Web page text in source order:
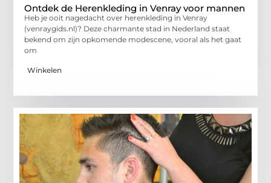
Ontdek de Herenkleding in Venray voor mannen
Heb je ooit nagedacht over herenkleding in Venray
(venraygids.nl)? Deze charmante stad in Nederland staat
bekend om zijn opkomende modescene, vooral als het gaat
om
Winkelen